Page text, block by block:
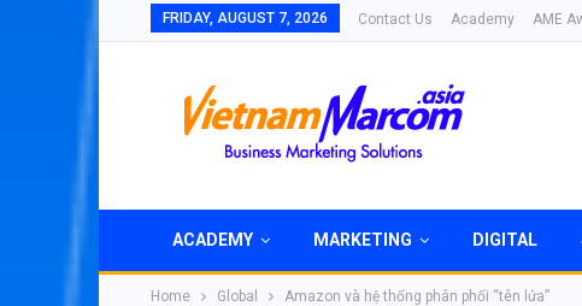
FRIDAY, AUGUST 7, 2026 Contact Us Academy AME
ACADEMY MARKETING DIGITAL
Home Global Amazon và hệ thống phân phối “tên lửa”